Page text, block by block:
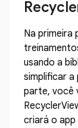
Na primeira
usando a
simplificar a
parte, você
criará o app